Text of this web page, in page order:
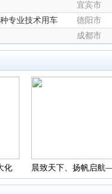
宜宾市
专业技术用车
德阳市
成都市
化
所
晨致天下、扬帆启
都晨扬企业管理咨询